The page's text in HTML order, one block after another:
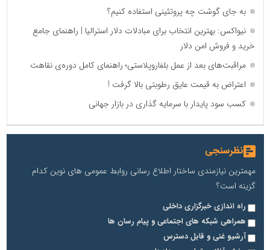
به جای گوشت چه پروتئینی استفاده کنیم؟
نیواکس: بهترین انتخاب برای مبادلات دلار استرالیا | راهنمای جامع
خرید و فروش امن دلار
مراقبت‌های بعد از عمل بلفاروپلاستی؛ راهنمای کامل دوره‌ی نقاهت
اعتراض به قیمت عایق رطوبتی بالا گرفت !
کسب سود پایدار با سرمایه‌ گذاری در بازار جهانی
نظرسنجی
مهمترین نیازمندی ساختار اطلاع رسانی روابط عمومی های نوین کدام
گزینه است؟
راه اندازی خبرگزاری داخلی
همراهی شبکه های اجتماعی و پیام رسان ها
آرشیو غنی و قابل دسترس